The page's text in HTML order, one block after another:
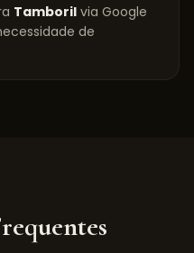
Tamboril via Google
de